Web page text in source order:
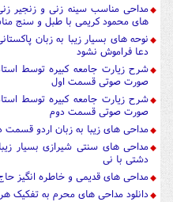
مداحی مناسب سینه زنی و
های محمود کریمی با طبل و سنج
نوحه های بسیار زیبا به زبان
دعا فراموش نشود
صورت صوتی قسمت اول
صورت صوتی قسمت دوم
مداحی های زیبا به زبان اردو قسمت
مداحی های سنتی شیرازی بسیار
دشتی با نی
مداحی های قدیمی و خاطره انگیز
دانلود مداحی های محرم به تفکیک